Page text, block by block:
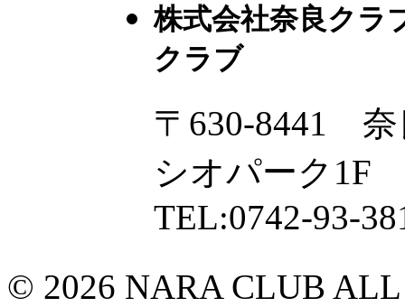
株式会社奈良ク
クラブ
〒630-8441
シオパーク1F
TEL:0742-93-
© 2026 NARA CLUB ALL